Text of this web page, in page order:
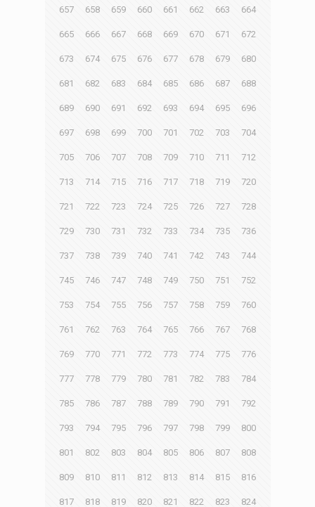
657 658 659 660 661 662 663 664
665 666 667 668 669 670 671 672
673 674 675 676 677 678 679 680
681 682 683 684 685 686 687 688
689 690 691 692 693 694 695 696
697 698 699 700 701 702 703 704
705 706 707 708 709 710 711 712
713 714 715 716 717 718 719 720
721 722 723 724 725 726 727 728
729 730 731 732 733 734 735 736
737 738 739 740 741 742 743 744
745 746 747 748 749 750 751 752
753 754 755 756 757 758 759 760
761 762 763 764 765 766 767 768
769 770 771 772 773 774 775 776
777 778 779 780 781 782 783 784
785 786 787 788 789 790 791 792
793 794 795 796 797 798 799 800
801 802 803 804 805 806 807 808
809 810 811 812 813 814 815 816
817 818 819 820 821 822 823 824